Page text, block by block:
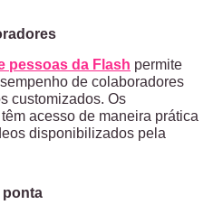
pessoas da Flash permite
de colaboradores
customizados. Os
acesso de maneira prática
disponibilizados pela
ponta